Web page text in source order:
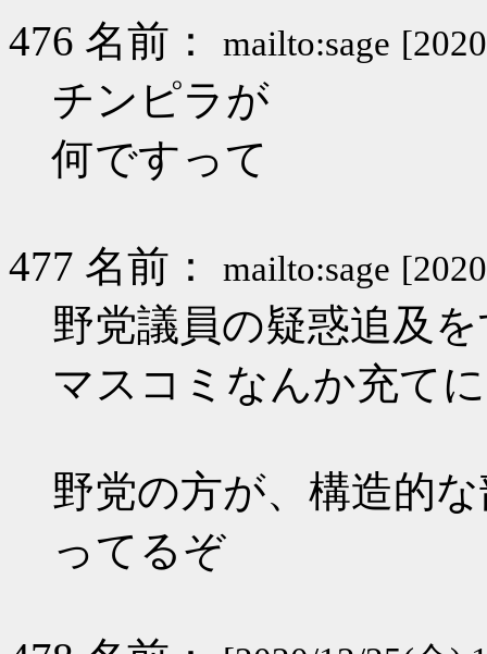
476 名前： mailto:sage
チンピラが
何ですって
477 名前： mailto:sage
野党議員の疑惑追及
マスコミなんか充て
野党の方が、構造的
ってるぞ